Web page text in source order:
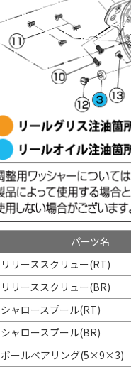
パーツ名
リリーススクリュー(RT)
リリーススクリュー(BR)
シャロースプール(RT)
シャロースプール(BR)
ボールベアリング(5×9×3)